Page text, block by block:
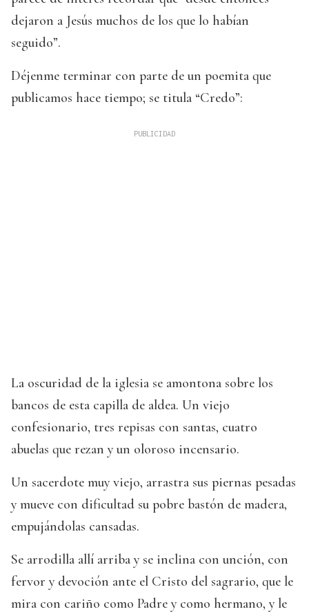
dejaron a Jesús muchos de los que lo habían
seguido”.
Déjenme terminar con parte de un poemita que
publicamos hace tiempo; se titula “Credo”:
La oscuridad de la iglesia se amontona sobre los
bancos de esta capilla de aldea. Un viejo
confesionario, tres repisas con santas, cuatro
abuelas que rezan y un oloroso incensario.
Un sacerdote muy viejo, arrastra sus piernas pesadas
y mueve con dificultad su pobre bastón de madera,
empujándolas cansadas.
Se arrodilla allí arriba y se inclina con unción, con
fervor y devoción ante el Cristo del sagrario, que le
mira con cariño como Padre y como hermano, y le